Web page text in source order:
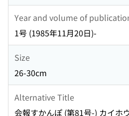
Year and volume of
1号 (1985年11月20日)-
Size
26-30cm
Alternative Title
会報すかんぽ (第81号-) カイホ